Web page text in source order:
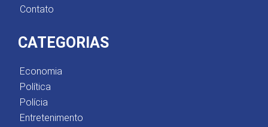
Contato
CATEGORIAS
Economia
Política
Polícia
Entretenimento